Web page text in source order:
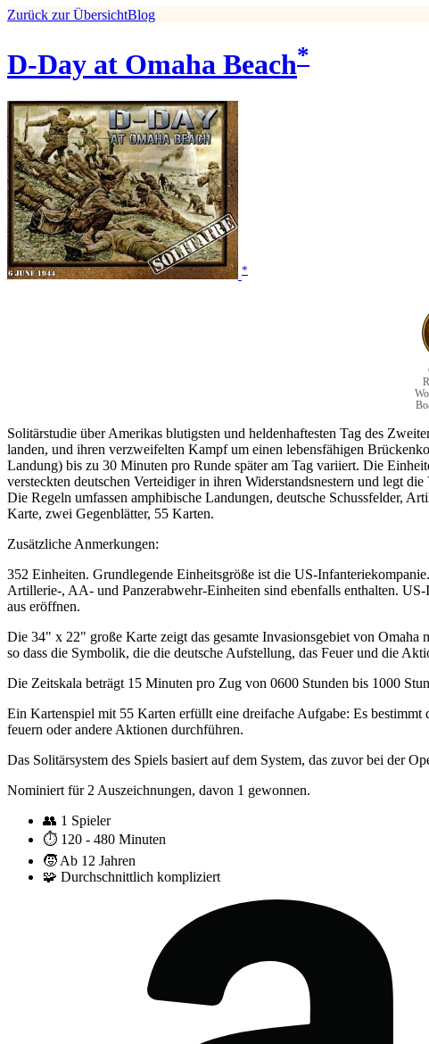
Zurück zur ÜbersichtBlog
D-Day at Omaha Beach*
*
Solitärstudie über Amerikas blutigsten und heldenhaftesten Tag des
landen, und ihren verzweifelten Kampf um einen lebensfähigen
Landung) bis zu 30 Minuten pro Runde später am Tag variiert. Die
versteckten deutschen Verteidiger in ihren Widerstandsnestern und legt
Die Regeln umfassen amphibische Landungen, deutsche Schussfelder,
Karte, zwei Gegenblätter, 55 Karten.
Zusätzliche Anmerkungen:
352 Einheiten. Grundlegende Einheitsgröße ist die US-
Artillerie-, AA- und Panzerabwehr-Einheiten sind ebenfalls enthalten.
aus eröffnen.
Die 34" x 22" große Karte zeigt das gesamte Invasionsgebiet von
so dass die Symbolik, die die deutsche Aufstellung, das Feuer und die
Die Zeitskala beträgt 15 Minuten pro Zug von 0600 Stunden bis 1000
Ein Kartenspiel mit 55 Karten erfüllt eine dreifache Aufgabe: Es
feuern oder andere Aktionen durchführen.
Das Solitärsystem des Spiels basiert auf dem System, das zuvor bei der
Nominiert für 2 Auszeichnungen, davon 1 gewonnen.
👥 1 Spieler
⏱️ 120 - 480 Minuten
🧒 Ab 12 Jahren
🧩 Durchschnittlich kompliziert